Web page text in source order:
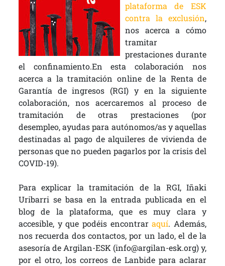
plataforma de ESK
contra la exclusión,
nos acerca a cómo
tramitar
prestaciones durante
el confinamiento.En esta colaboración nos
acerca a la tramitación online de la Renta de
Garantía de ingresos (RGI) y en la siguiente
colaboración, nos acercaremos al proceso de
tramitación de otras prestaciones (por
desempleo, ayudas para autónomos/as y aquellas
destinadas al pago de alquileres de vivienda de
personas que no pueden pagarlos por la crisis del
COVID-19).
Para explicar la tramitación de la RGI, Iñaki
Uribarri se basa en la entrada publicada en el
blog de la plataforma, que es muy clara y
accesible, y que podéis encontraraquí. Además,
nos recuerda dos contactos, por un lado, el de la
asesoría de Argilan-ESK (info@argilan-esk.org) y,
por el otro, los correos de Lanbide para aclarar